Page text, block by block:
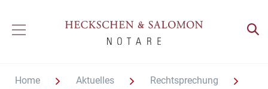
Home Aktuelles
Rechtsprechung